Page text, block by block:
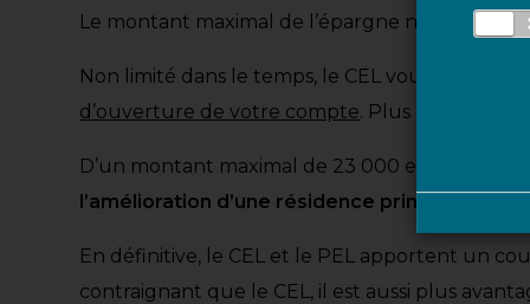
Le montant maximal de l’épargne ne peut
Non limité dans le temps, le CEL vous permet de
d’ouverture de votre compte. Plus ce dernier
D’un montant maximal de 23 000 euros, le
l’amélioration d’une résidence principale
En définitive, le CEL et le PEL apportent un
contraignant que le CEL, il est aussi plus